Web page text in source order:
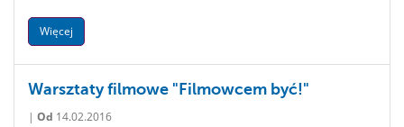
Więcej
Warsztaty filmowe "Filmowcem być!"
| Od 14.02.2016